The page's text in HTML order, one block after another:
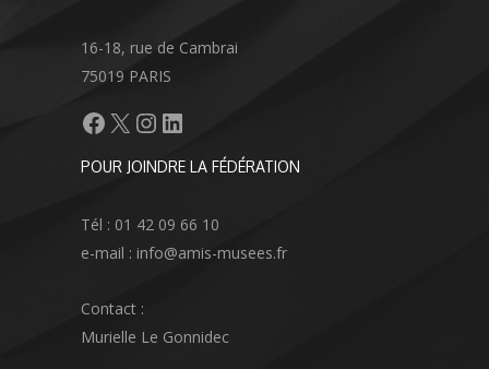
16-18, rue de Cambrai
75019 PARIS
Facebook
X Instagram
LinkedIn
POUR JOINDRE LA FÉDÉRATION
Tél : 01 42 09 66 10
e-mail : info@amis-musees.fr
Contact :
Murielle Le Gonnidec